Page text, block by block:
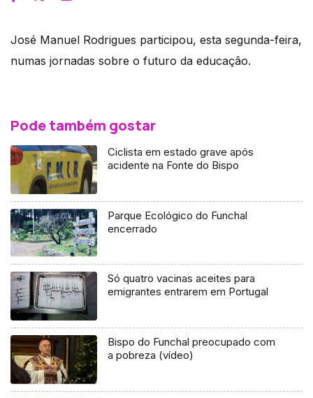
José Manuel Rodrigues participou, esta segunda-feira,
numas jornadas sobre o futuro da educação.
Pode também gostar
Ciclista em estado grave após
acidente na Fonte do Bispo
Parque Ecológico do Funchal
encerrado
Só quatro vacinas aceites para
emigrantes entrarem em Portugal
Bispo do Funchal preocupado com
a pobreza (vídeo)